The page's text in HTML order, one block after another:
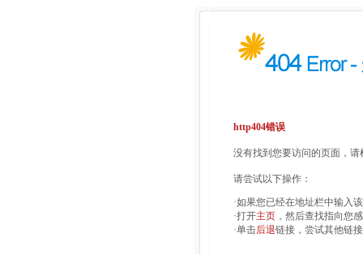
http404错误
没有找到您要访问的页面，
请尝试以下操作：
·如果您已经在地址栏中输入
·打开主页 ，然后查找指向您
·单击后退链接，尝试其他链